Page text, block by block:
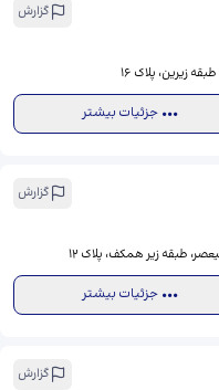
گزارش
زیرین، پلاک ۱۶
جزئیات بیشتر
گزارش
طبقه زیر همکف، پلاک ۱۲
جزئیات بیشتر
گزارش